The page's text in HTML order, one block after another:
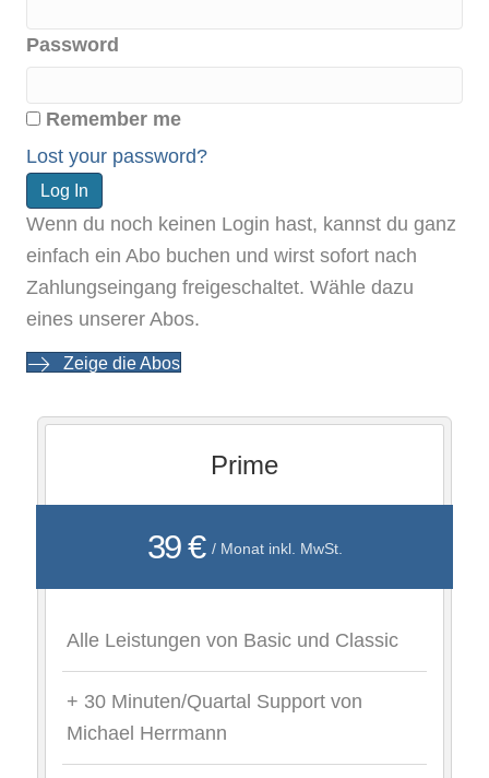
Password
Remember me
Lost your password?
Wenn du noch keinen Login hast, kannst du ganz
einfach ein Abo buchen und wirst sofort nach
Zahlungseingang freigeschaltet. Wähle dazu
eines unserer Abos.
Zeige die Abos
Prime
39 € / Monat inkl. MwSt.
Alle Leistungen von Basic und Classic
+ 30 Minuten/Quartal Support von
Michael Herrmann